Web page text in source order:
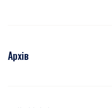
Архів